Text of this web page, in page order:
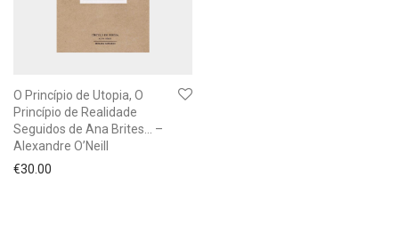
O Princípio de Utopia, O
Princípio de Realidade
Seguidos de Ana Brites… –
Alexandre O’Neill
€30.00